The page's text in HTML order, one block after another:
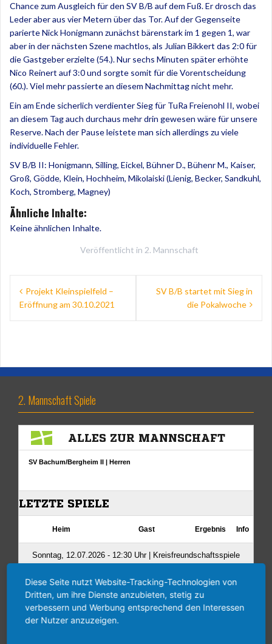
Chance zum Ausgleich für den SV B/B auf dem Fuß. Er drosch das
Leder aber aus vier Metern über das Tor. Auf der Gegenseite
parierte Nick Honigmann zunächst bärenstark im 1 gegen 1, war
aber in der nächsten Szene machtlos, als Julian Bikkert das 2:0 für
die Gastgeber erzielte (54.). Nur sechs Minuten später erhöhte
Nico Reinert auf 3:0 und sorgte somit für die Vorentscheidung
(60.). Viel mehr passierte an diesem Nachmittag nicht mehr.
Ein am Ende sicherlich verdienter Sieg für TuRa Freienohl II, wobei
an diesem Tag auch durchaus mehr drin gewesen wäre für unsere
Reserve. Nach der Pause leistete man sich allerdings zu viele
individuelle Fehler.
SV B/B II: Honigmann, Silling, Eickel, Bühner D., Bühenr M., Kaiser,
Groß, Gödde, Klein, Hochheim, Mikolaiski (Lienig, Becker, Sandkuhl,
Koch, Stromberg, Magney)
Ähnliche Inhalte:
Keine ähnlichen Inhalte.
Veröffentlicht in 2. Mannschaft
Beitragsnavigation
Projekt Kleinspielfeld –
Eröffnung am 30.10.2021
SV B/B startet mit Sieg in
die Pokalwoche
2. Mannschaft Spiele
Diese Seite nutzt Website-Tracking-Technologien von
Dritten, um ihre Dienste anzubieten, stetig zu
verbessern und Werbung entsprechend den Interessen
der Nutzer anzuzeigen.